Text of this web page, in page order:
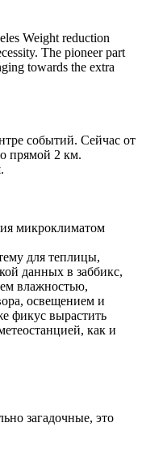
Weight reduction
The pioneer part
towards the extra
событий. Сейчас от
прямой 2 км.
микроклиматом
для теплицы,
данных в заббикс,
влажностью,
освещением и
фикус вырастить
как и
загадочные, это